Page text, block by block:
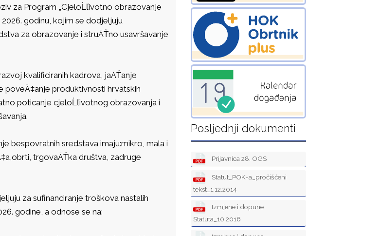
za Program „CjeloĹľivotno obrazovanje
godinu, kojim se dodjeljuju
za obrazovanje i struÄŤno usavršavanje
kvalificiranih kadrova, jaÄŤanje
poveÄ‡anje produktivnosti hrvatskih
poticanje cjeloĹľivotnog obrazovanja i
bespovratnih sredstava imaju:mikro, mala i
trgovaÄŤka društva, zadruge
za sufinanciranje troškova nastalih
godine, a odnose se na:
Posljednji dokumenti
Prijavnica 28. OGS
Statut_POK-a_pročišćeni
tekst_1.12.2014
Izmjene i dopune
Statuta_10.2016